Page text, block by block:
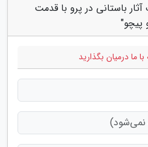
باستانی در پرو با قدمت
ما درمیان بگذارید